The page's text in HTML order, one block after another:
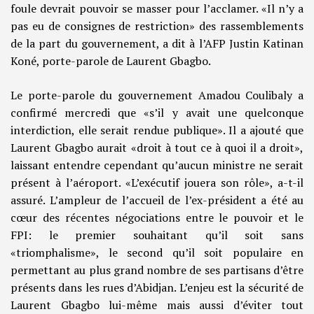
foule devrait pouvoir se masser pour l’acclamer. «Il n’y a
pas eu de consignes de restriction» des rassemblements
de la part du gouvernement, a dit à l’AFP Justin Katinan
Koné, porte-parole de Laurent Gbagbo.
Le porte-parole du gouvernement Amadou Coulibaly a
confirmé mercredi que «s’il y avait une quelconque
interdiction, elle serait rendue publique». Il a ajouté que
Laurent Gbagbo aurait «droit à tout ce à quoi il a droit»,
laissant entendre cependant qu’aucun ministre ne serait
présent à l’aéroport. «L’exécutif jouera son rôle», a-t-il
assuré. L’ampleur de l’accueil de l’ex-président a été au
cœur des récentes négociations entre le pouvoir et le
FPI: le premier souhaitant qu’il soit sans
«triomphalisme», le second qu’il soit populaire en
permettant au plus grand nombre de ses partisans d’être
présents dans les rues d’Abidjan. L’enjeu est la sécurité de
Laurent Gbagbo lui-même mais aussi d’éviter tout